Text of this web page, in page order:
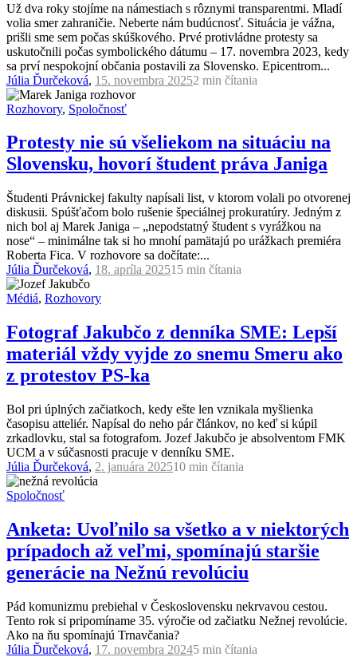
Už dva roky stojíme na námestiach s rôznymi transparentmi. Mladí
volia smer zahraničie. Neberte nám budúcnosť. Situácia je vážna,
prišli sme sem počas skúškového. Prvé protivládne protesty sa
uskutočnili počas symbolického dátumu – 17. novembra 2023, kedy
sa prví nespokojní občania postavili za Slovensko. Epicentrom...
Júlia Ďurčeková, 15. novembra 20252 min čítania
Rozhovory, Spoločnosť
Protesty nie sú všeliekom na situáciu na
Slovensku, hovorí študent práva Janiga
Študenti Právnickej fakulty napísali list, v ktorom volali po otvorenej
diskusii. Spúšťačom bolo rušenie špeciálnej prokuratúry. Jedným z
nich bol aj Marek Janiga – „nepodstatný študent s vyrážkou na
nose“ – minimálne tak si ho mnohí pamätajú po urážkach premiéra
Roberta Fica. V rozhovore sa dočítate:...
Júlia Ďurčeková, 18. apríla 202515 min čítania
Médiá, Rozhovory
Fotograf Jakubčo z denníka SME: Lepší
materiál vždy vyjde zo snemu Smeru ako
z protestov PS-ka
Bol pri úplných začiatkoch, kedy ešte len vznikala myšlienka
časopisu atteliér. Napísal do neho pár článkov, no keď si kúpil
zrkadlovku, stal sa fotografom. Jozef Jakubčo je absolventom FMK
UCM a v súčasnosti pracuje v denníku SME.
Júlia Ďurčeková, 2. januára 202510 min čítania
Spoločnosť
Anketa: Uvoľnilo sa všetko a v niektorých
prípadoch až veľmi, spomínajú staršie
generácie na Nežnú revolúciu
Pád komunizmu prebiehal v Československu nekrvavou cestou.
Tento rok si pripomíname 35. výročie od začiatku Nežnej revolúcie.
Ako na ňu spomínajú Trnavčania?
Júlia Ďurčeková, 17. novembra 20245 min čítania